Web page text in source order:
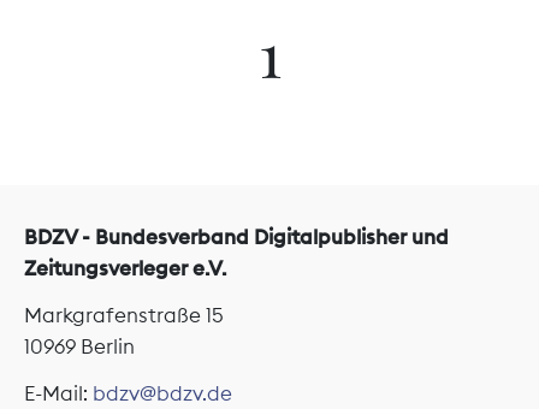
1
BDZV - Bundesverband Digitalpublisher und
Zeitungsverleger e.V.
Markgrafenstraße 15
10969 Berlin
E-Mail: bdzv@bdzv.de